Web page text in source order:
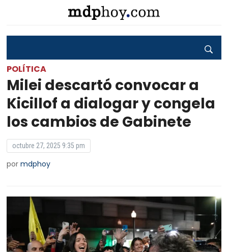
POLÍTICA
Milei descartó convocar a
Kicillof a dialogar y congela
los cambios de Gabinete
octubre 27, 2025 9:35 pm
pormdphoy